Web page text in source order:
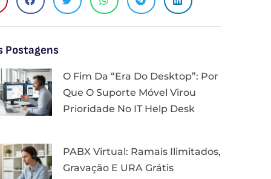
Postagens
O Fim Da “Era Do Desktop”: Por
Que O Suporte Móvel Virou
Prioridade No IT Help Desk
PABX Virtual: Ramais Ilimitados,
Gravação E URA Grátis